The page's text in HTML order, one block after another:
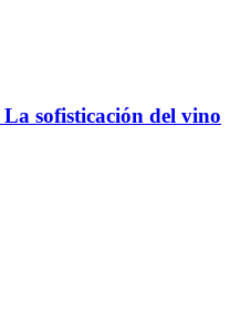
sofisticación del vino